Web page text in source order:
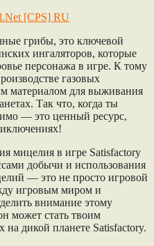
грибы, это ключевой
ингаляторов, которые
персонажа в игре. К тому
газовых
материалом для выживания
Так что, когда ты
— это ценный ресурс,
мицелия в игре Satisfactory
добычи и использования
— это не просто игровой
игровым миром и
внимание этому
может стать твоим
дикой планете Satisfactory.